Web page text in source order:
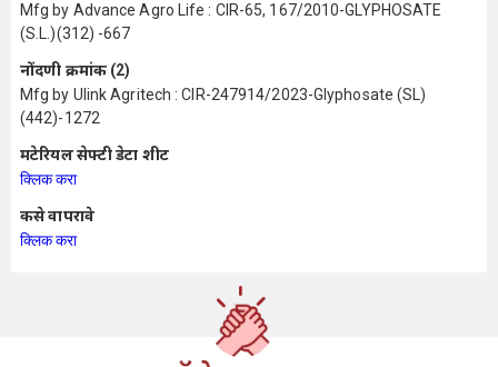
Mfg by Advance Agro Life : CIR-65, 167/2010-GLYPHOSATE
(S.L.)(312) -667
नोंदणी क्रमांक (2)
Mfg by Ulink Agritech : CIR-247914/2023-Glyphosate (SL)
(442)-1272
मटेरियल सेफ्टी डेटा शीट
क्लिक करा
कसे वापरावे
क्लिक करा